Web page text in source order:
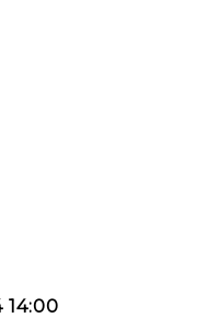
14:00